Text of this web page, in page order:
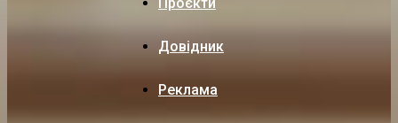
Довідник
Реклама